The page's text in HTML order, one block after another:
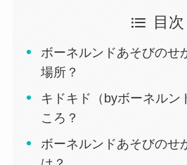
目次
ボーネルンドあそびのせ
場所？
キドキド（byボーネルン
ころ？
ボーネルンドあそびのせ